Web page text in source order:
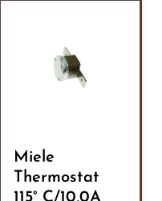
Miele
Thermostat
115° C/10,0A